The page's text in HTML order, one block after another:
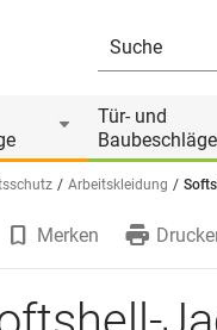
Tür- und
Baubeschläge
Arbeitskleidung
Merken